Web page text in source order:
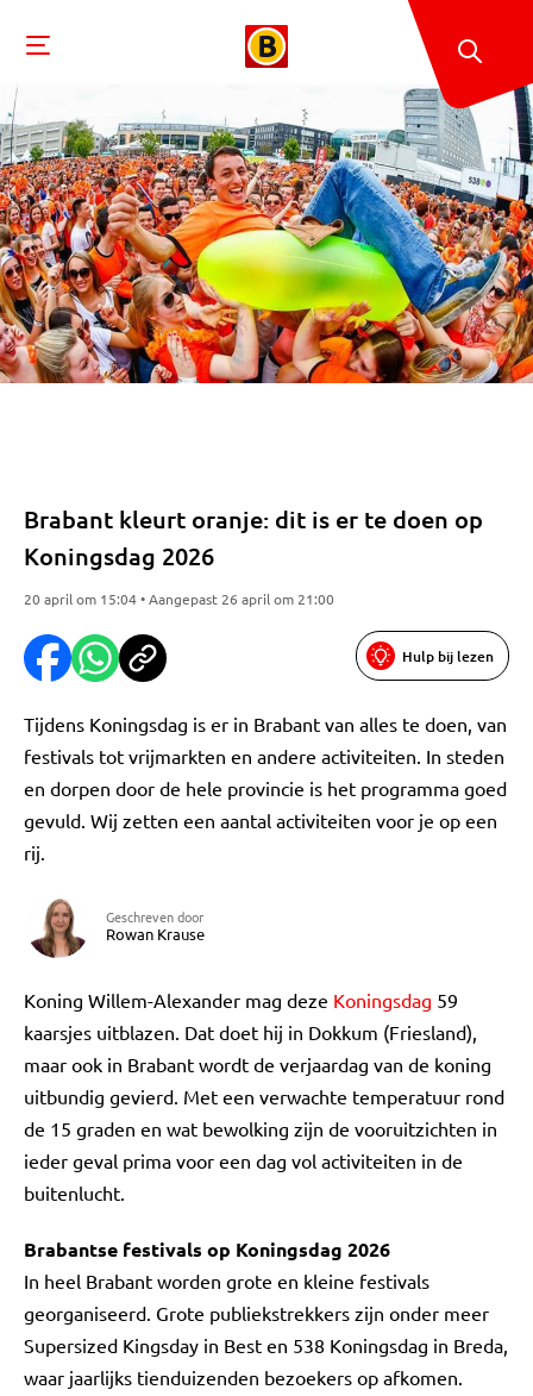
Brabant kleurt oranje: dit is er te doen op
Koningsdag 2026
20 april om 15:04 • Aangepast 26 april om 21:00
Hulp bij lezen
Tijdens Koningsdag is er in Brabant van alles te doen, van
festivals tot vrijmarkten en andere activiteiten. In steden
en dorpen door de hele provincie is het programma goed
gevuld. Wij zetten een aantal activiteiten voor je op een
rij.
Geschreven door
Rowan Krause
Koning Willem-Alexander mag deze Koningsdag 59
kaarsjes uitblazen. Dat doet hij in Dokkum (Friesland),
maar ook in Brabant wordt de verjaardag van de koning
uitbundig gevierd. Met een verwachte temperatuur rond
de 15 graden en wat bewolking zijn de vooruitzichten in
ieder geval prima voor een dag vol activiteiten in de
buitenlucht.
Brabantse festivals op Koningsdag 2026
In heel Brabant worden grote en kleine festivals
georganiseerd. Grote publiekstrekkers zijn onder meer
Supersized Kingsday in Best en 538 Koningsdag in Breda,
waar jaarlijks tienduizenden bezoekers op afkomen.